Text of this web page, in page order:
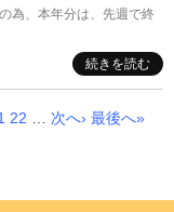
為、本年分は、先週で終
続きを読む
22 次へ› 最後へ»